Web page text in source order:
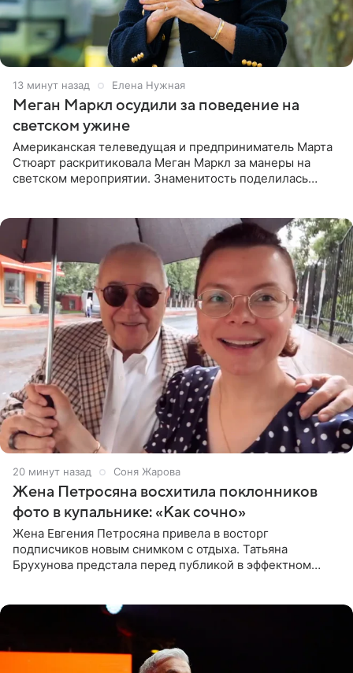
13 минут назад Елена Нужная
Меган Маркл осудили за поведение на
светском ужине
Американская телеведущая и предприниматель Марта
Стюарт раскритиковала Меган Маркл за манеры на
светском мероприятии. Знаменитость поделилась
20 минут назад Соня Жарова
Жена Петросяна восхитила поклонников
фото в купальнике: «Как сочно»
Жена Евгения Петросяна привела в восторг
подписчиков новым снимком с отдыха. Татьяна
Брухунова предстала перед публикой в эффектном